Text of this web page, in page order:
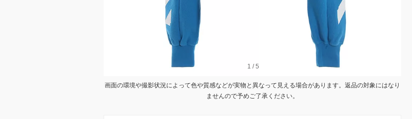
1 /5
1 /5
画面の環境や撮影状況によって色や質感などが実物と異なって見える場合があります。返品の対象にはなり
ませんので予めご了承ください。